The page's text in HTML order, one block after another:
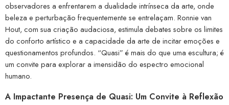
observadores a enfrentarem a dualidade intrínseca da arte, onde
beleza e perturbação frequentemente se entrelaçam. Ronnie van
Hout, com sua criação audaciosa, estimula debates sobre os limites
do conforto artístico e a capacidade da arte de incitar emoções e
questionamentos profundos. “Quasi” é mais do que uma escultura; é
um convite para explorar a imensidão do espectro emocional
humano.
A Impactante Presença de Quasi: Um Convite à Reflexão